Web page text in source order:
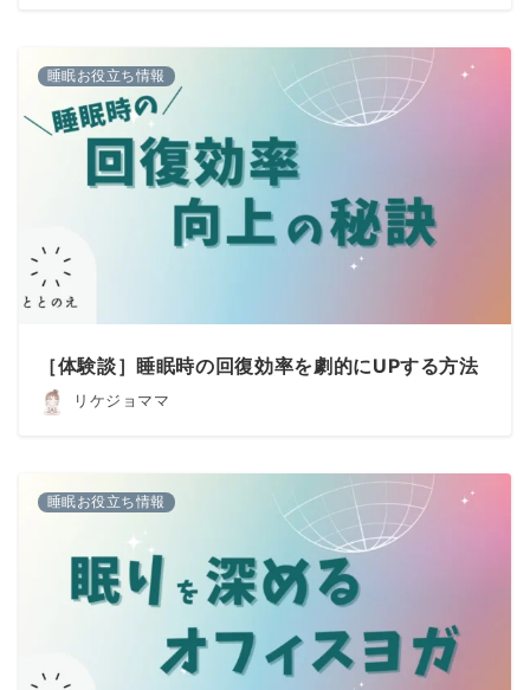
睡眠お役立ち情報
［体験談］睡眠時の回復効率を劇的にUPする方法
リケジョママ
睡眠お役立ち情報